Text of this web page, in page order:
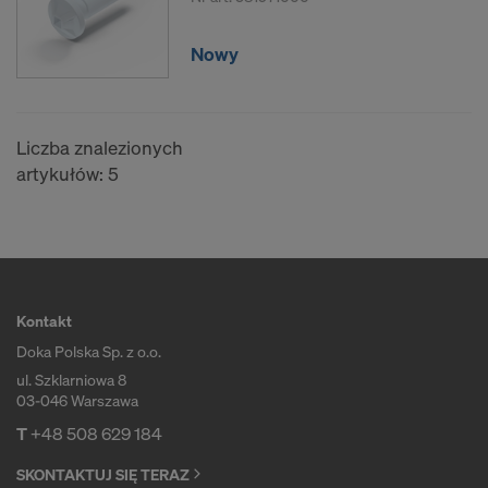
Nowy
Liczba znalezionych
artykułów: 5
Kontakt
Doka Polska Sp. z o.o.
ul. Szklarniowa 8
03-046 Warszawa
T+48 508 629 184
SKONTAKTUJ SIĘ TERAZ
wyegzekwowania praw, umożliwiających
użytkownikom obronę przeciwko takim działaniom
ze strony władz USA.
internetowego).
danych:
Google LLC
MaxMind Inc.
Microsoft Corporation
Monotype Imaging Holdings Inc.
Rocket Science Group LLC
The Trade Desk, Inc.